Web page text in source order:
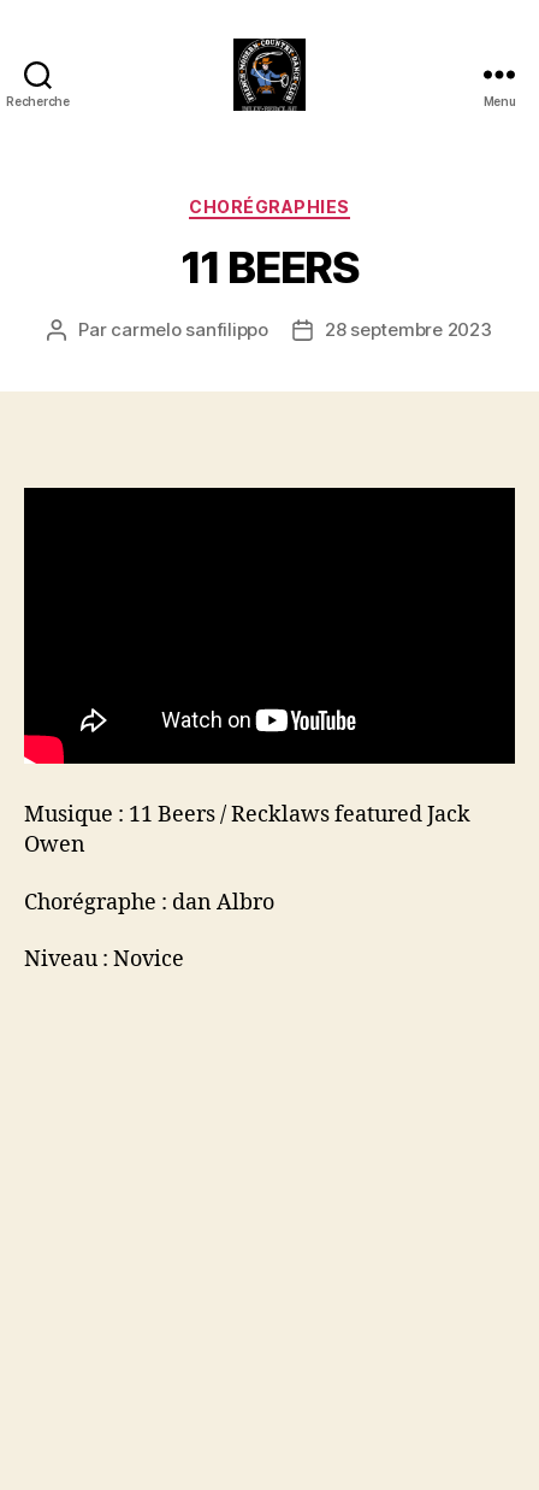
Recherche
de
Billy-
Berclau
(62)
Menu
Catégories
CHORÉGRAPHIES
11 BEERS
Auteur
Par carmelo sanfilippo
Date28 septembre 2023
Musique : 11 Beers / Recklaws featured Jack
Owen
Chorégraphe : dan Albro
Niveau : Novice